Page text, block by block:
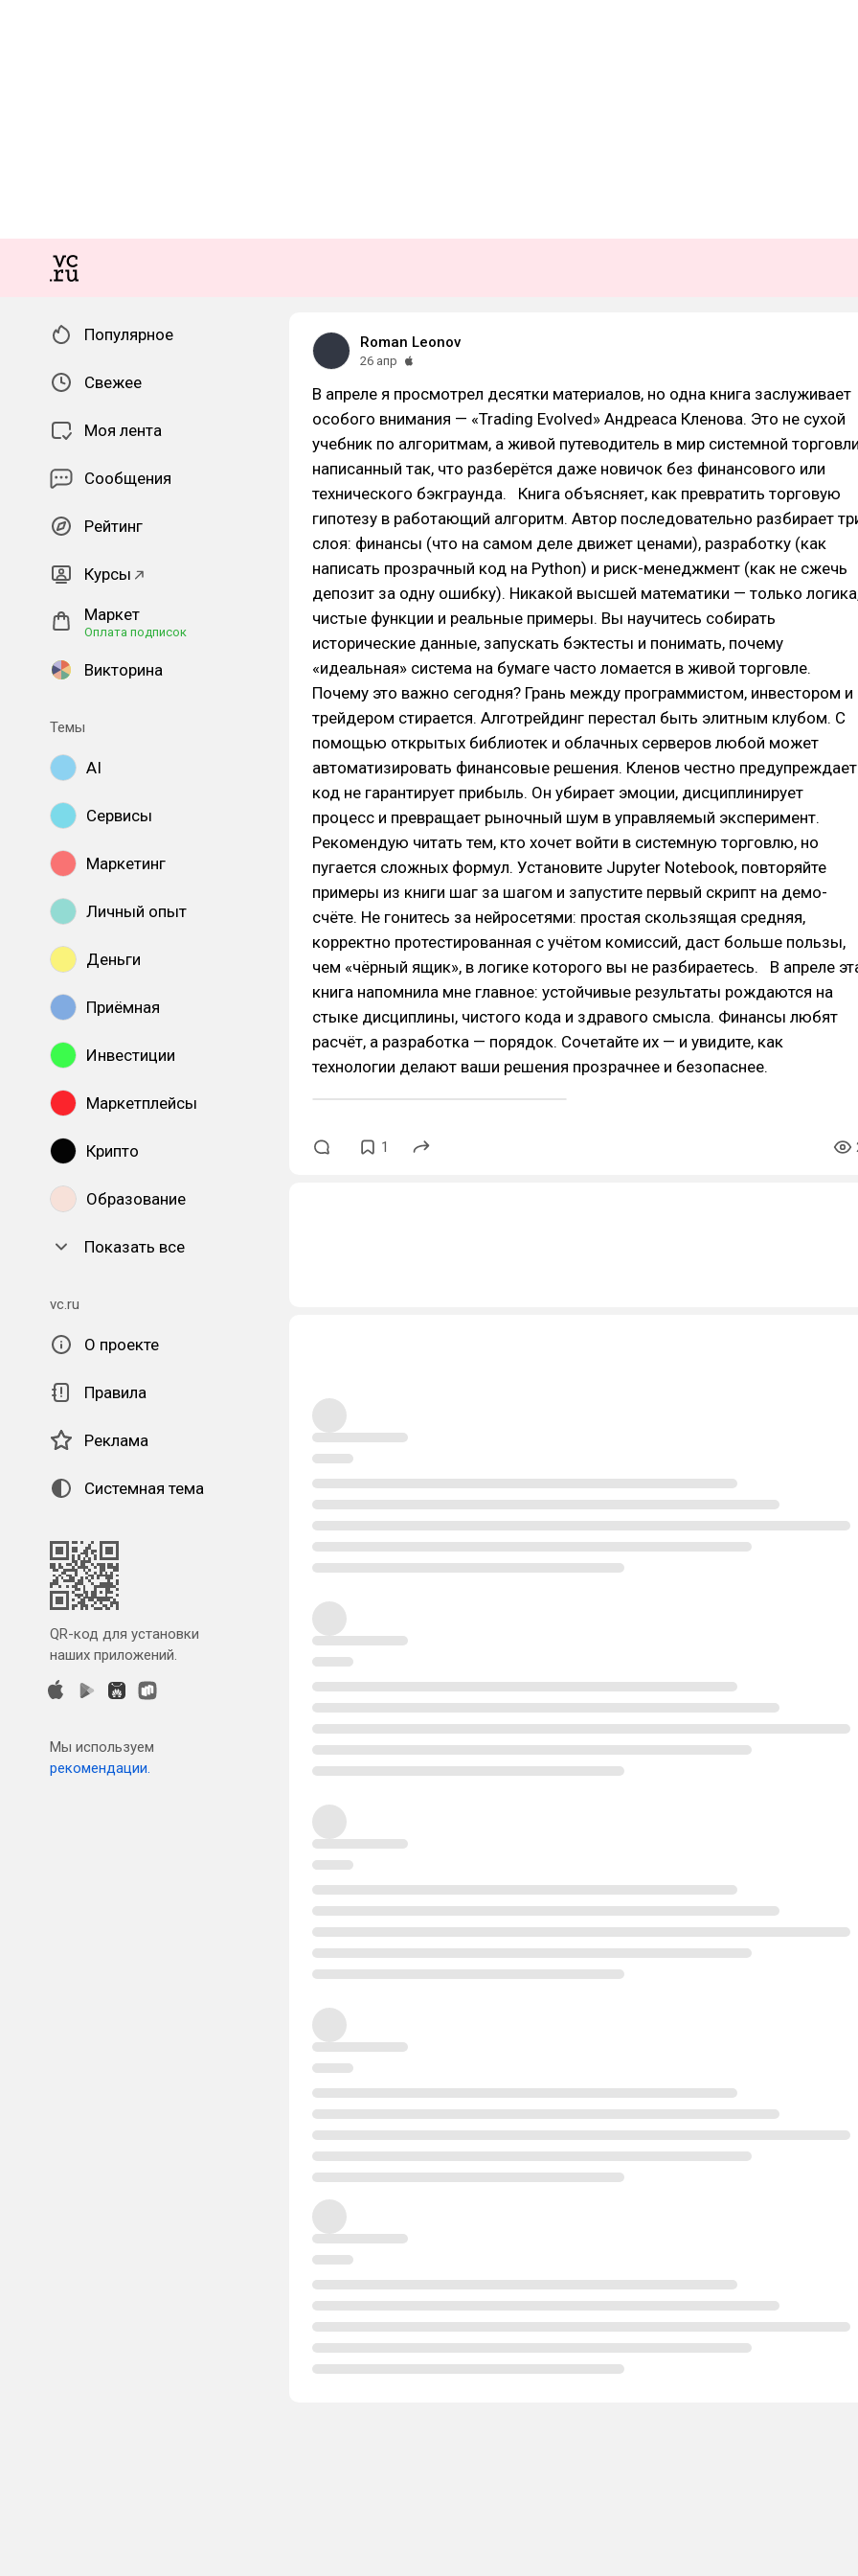
Популярное
Свежее
Моя лента
Сообщения
Рейтинг
Курсы
Маркет
Оплата подписок
Викторина
Темы
AI
Сервисы
Маркетинг
Личный опыт
Деньги
Приёмная
Инвестиции
Маркетплейсы
Крипто
Образование
Показать все
vc.ru
О проекте
Правила
Реклама
Системная тема
QR-код для установки
наших приложений.
Мы используем
рекомендации.
Roman Leonov
26 апр
В апреле я просмотрел десятки материалов, но одна книга заслуживает
особого внимания — «Trading Evolved» Андреаса Кленова. Это не сухой
учебник по алгоритмам, а живой путеводитель в мир системной
написанный так, что разберётся даже новичок без финансового или
технического бэкграунда. Книга объясняет, как превратить торговую
гипотезу в работающий алгоритм. Автор последовательно разбирает
слоя: финансы (что на самом деле движет ценами), разработку (как
написать прозрачный код на Python) и риск-менеджмент (как не сжечь
депозит за одну ошибку). Никакой высшей математики — только
чистые функции и реальные примеры. Вы научитесь собирать
исторические данные, запускать бэктесты и понимать, почему
«идеальная» система на бумаге часто ломается в живой торговле.
Почему это важно сегодня? Грань между программистом, инвестором и
трейдером стирается. Алготрейдинг перестал быть элитным клубом. С
помощью открытых библиотек и облачных серверов любой может
автоматизировать финансовые решения. Кленов честно
код не гарантирует прибыль. Он убирает эмоции, дисциплинирует
процесс и превращает рыночный шум в управляемый эксперимент.
Рекомендую читать тем, кто хочет войти в системную торговлю, но
пугается сложных формул. Установите Jupyter Notebook, повторяйте
примеры из книги шаг за шагом и запустите первый скрипт на демо-
счёте. Не гонитесь за нейросетями: простая скользящая средняя,
корректно протестированная с учётом комиссий, даст больше пользы,
чем «чёрный ящик», в логике которого вы не разбираетесь. В апреле
книга напомнила мне главное: устойчивые результаты рождаются на
стыке дисциплины, чистого кода и здравого смысла. Финансы любят
расчёт, а разработка — порядок. Сочетайте их — и увидите, как
технологии делают ваши решения прозрачнее и безопаснее.
1